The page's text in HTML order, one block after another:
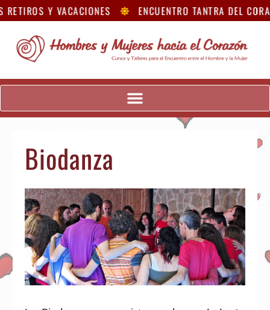
Y VACACIONES ENCUENTRO TANTRA DEL
Biodanza